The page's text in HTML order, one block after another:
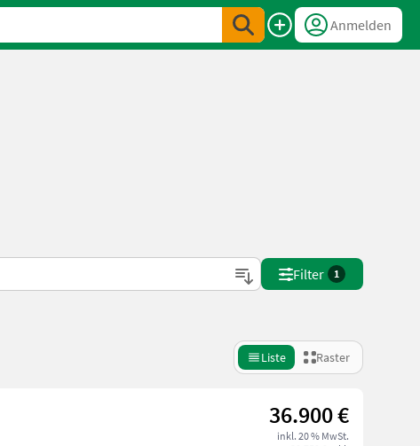
Anmelden
Filter 1
Liste Raster
36.900 €
inkl. 20 % MwSt.